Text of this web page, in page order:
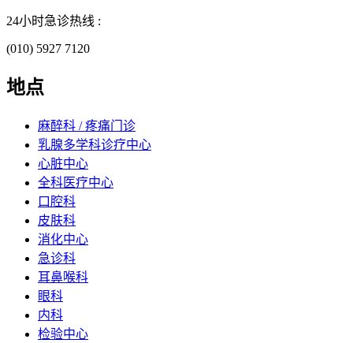
24小时急诊热线 :
(010) 5927 7120
地点
麻醉科 / 疼痛门诊
乳腺多学科诊疗中心
心脏中心
全科医疗中心
口腔科
皮肤科
消化中心
急诊科
耳鼻喉科
眼科
内科
检验中心